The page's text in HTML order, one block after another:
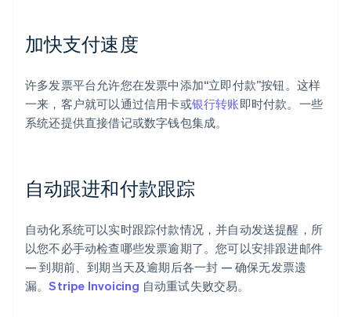
加快支付速度
许多发票平台允许您在发票中添加“立即付款”按钮。这样
一来，客户就可以通过信用卡或银行转账即时付款。一些
系统还提供直接借记或数字钱包集成。
自动跟进和付款跟踪
自动化系统可以实时跟踪付款情况，并自动发送提醒，所
以您不必手动检查哪些发票逾期了。您可以安排跟进邮件
— 到期前、到期当天及逾期后各一封 — 确保无发票遗
漏。Stripe Invoicing 自动重试失败交易。